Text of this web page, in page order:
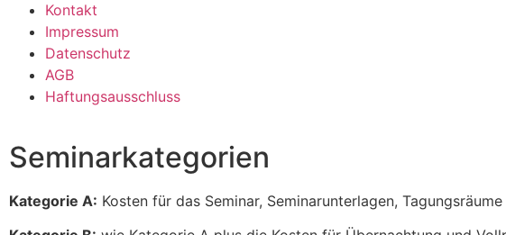
Kontakt
Impressum
Datenschutz
AGB
Haftungsausschluss
Seminarkategorien
Kategorie A: Kosten für das Seminar, Seminarunterlagen,